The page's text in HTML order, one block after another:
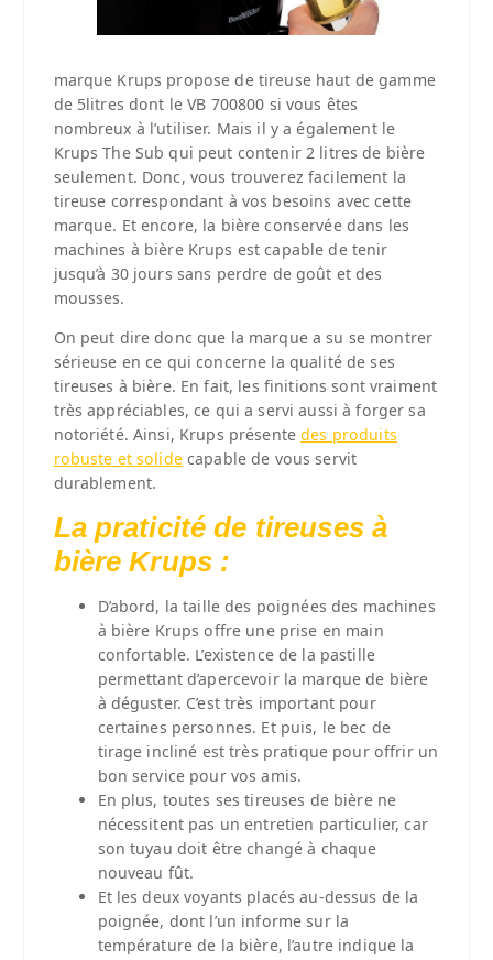
marque Krups propose de tireuse haut de gamme
de 5litres dont le VB 700800 si vous êtes
nombreux à l’utiliser. Mais il y a également le
Krups The Sub qui peut contenir 2 litres de bière
seulement. Donc, vous trouverez facilement la
tireuse correspondant à vos besoins avec cette
marque. Et encore, la bière conservée dans les
machines à bière Krups est capable de tenir
jusqu’à 30 jours sans perdre de goût et des
mousses.
On peut dire donc que la marque a su se montrer
sérieuse en ce qui concerne la qualité de ses
tireuses à bière. En fait, les finitions sont vraiment
très appréciables, ce qui a servi aussi à forger sa
notoriété. Ainsi, Krups présentedes produits
robuste et solidecapable de vous servit
durablement.
La praticité de tireuses à
bière Krups :
D’abord, la taille des poignées des machines
à bière Krups offre une prise en main
confortable. L’existence de la pastille
permettant d’apercevoir la marque de bière
à déguster. C’est très important pour
certaines personnes. Et puis, le bec de
tirage incliné est très pratique pour offrir un
bon service pour vos amis.
En plus, toutes ses tireuses de bière ne
nécessitent pas un entretien particulier, car
son tuyau doit être changé à chaque
nouveau fût.
Et les deux voyants placés au-dessus de la
poignée, dont l’un informe sur la
température de la bière, l’autre indique la